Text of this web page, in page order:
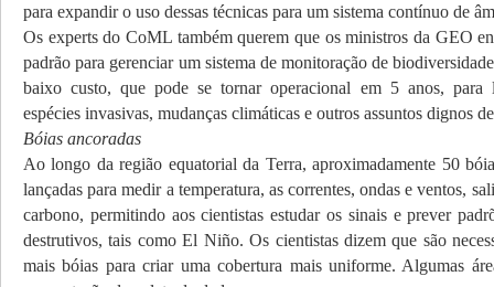
para expandir o uso dessas técnicas para um sistema contínuo de
Os experts do CoML também querem que os ministros da GEO
padrão para gerenciar um sistema de monitoração de
baixo custo, que pode se tornar operacional em 5 anos, para
espécies invasivas, mudanças climáticas e outros assuntos dignos
Bóias ancoradas
Ao longo da região equatorial da Terra, aproximadamente 50
lançadas para medir a temperatura, as correntes, ondas e ventos,
carbono, permitindo aos cientistas estudar os sinais e prever
destrutivos, tais como El Niño. Os cientistas dizem que são
mais bóias para criar uma cobertura mais uniforme. Algumas